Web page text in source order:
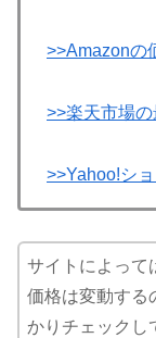
>>Amazonの
>>楽天市場
>>Yahoo!シ
サイトによって
価格は変動する
かりチェックし